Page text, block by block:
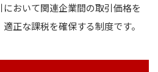
おいて関連企業間の取引価格を
正な課税を確保する制度です。